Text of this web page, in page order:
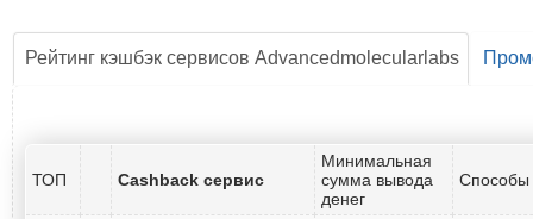
Рейтинг кэшбэк сервисов Advancedmolecularlabs
ТОП Cashback сервис
Минимальная
сумма вывода
денег
Способы